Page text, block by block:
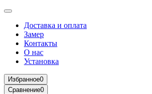
Доставка и оплата
Замер
Контакты
О нас
Установка
Избранное0
Сравнение0